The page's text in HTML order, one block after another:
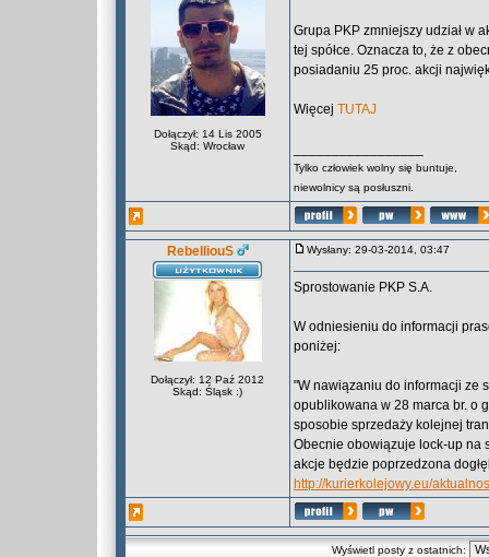
Dołączył: 14 Lis 2005
Skąd: Wrocław
Grupa PKP zmniejszy udział w
tej spółce. Oznacza to, że z
posiadaniu 25 proc. akcji
Więcej TUTAJ
Tylko człowiek wolny się buntuje,
niewolnicy są posłuszni.
RebelliouS
Dołączył: 12 Paź 2012
Skąd: Śląsk :)
Wysłany: 29-03-2014, 03:47
Sprostowanie PKP S.A.
W odniesieniu do informacji
poniżej:
"W nawiązaniu do informacji ze
opublikowana w 28 marca br. o
sposobie sprzedaży kolejnej
Obecnie obowiązuje lock-up na
akcje będzie poprzedzona
http://kurierkolejowy.eu/
Wyświetl posty z ostatnich: